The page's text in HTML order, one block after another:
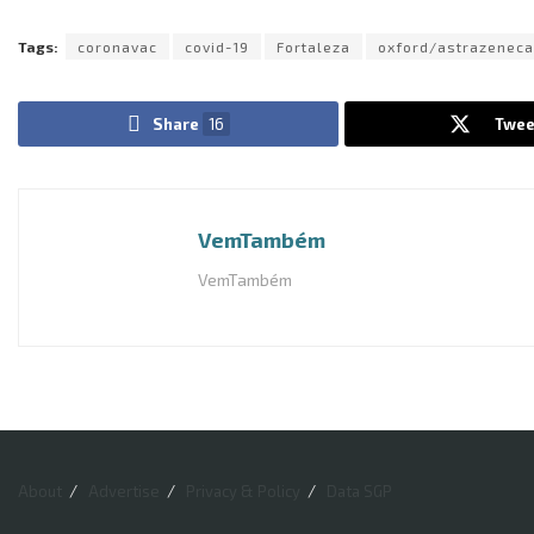
Tags: coronavac covid-19 Fortaleza oxford/astrazeneca
Share 16
VemTambém
VemTambém